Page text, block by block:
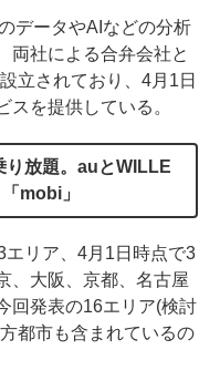
データやAIなどの分析
両社による合弁会社と
立されており、4月1日
を提供している。
り放題。auとWILLE
mobi」
リア、4月1日時点で3
、大阪、京都、名古屋
回発表の16エリア(検討
都市も含まれているの